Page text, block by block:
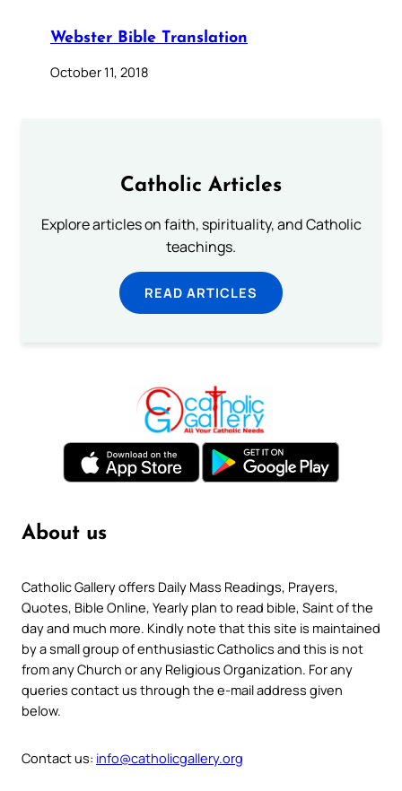
Webster Bible Translation
October 11, 2018
Catholic Articles
Explore articles on faith, spirituality, and Catholic
teachings.
READ ARTICLES
About us
Catholic Gallery offers Daily Mass Readings, Prayers,
Quotes, Bible Online, Yearly plan to read bible, Saint of the
day and much more. Kindly note that this site is maintained
by a small group of enthusiastic Catholics and this is not
from any Church or any Religious Organization. For any
queries contact us through the e-mail address given
below.
Contact us: info@catholicgallery.org